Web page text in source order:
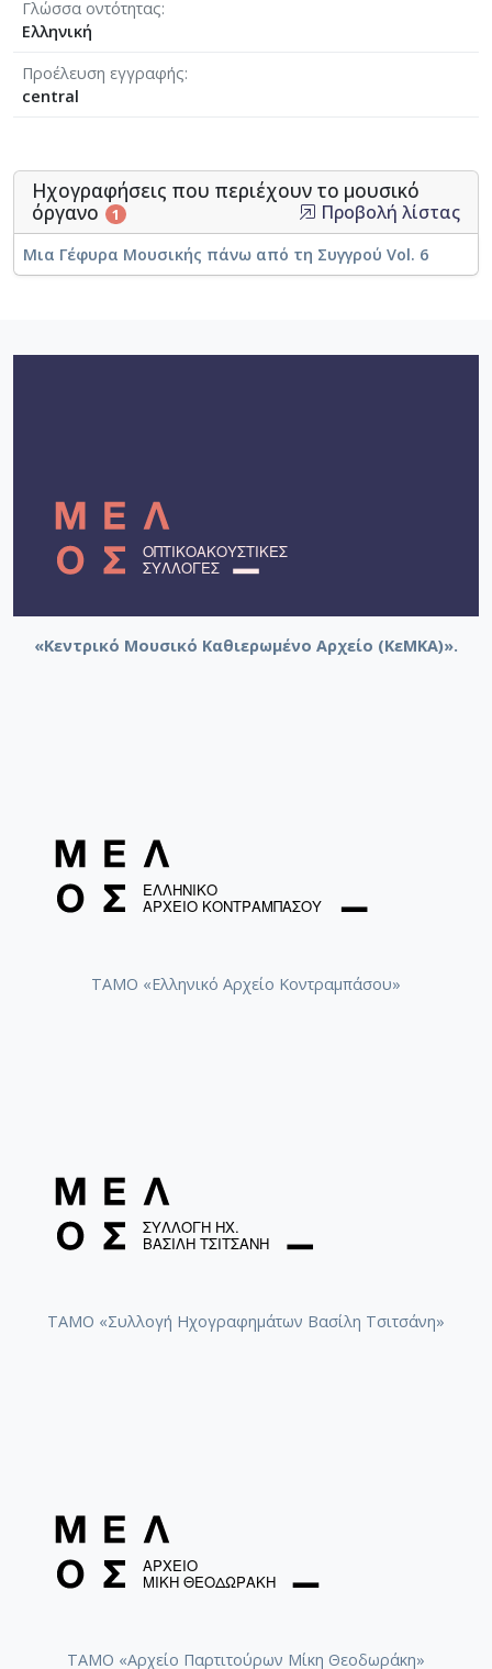
Γλώσσα οντότητας
Ελληνική
Προέλευση εγγραφής
central
Ηχογραφήσεις που περιέχουν το μουσικό
όργανο
1 Προβολή λίστας
Μια Γέφυρα Μουσικής πάνω από τη Συγγρού Vol. 6
«Κεντρικό Μουσικό Καθιερωμένο Αρχείο (ΚεΜΚΑ)».
ΤΑΜΟ «Ελληνικό Αρχείο Κοντραμπάσου»
ΤΑΜΟ «Συλλογή Ηχογραφημάτων Βασίλη Τσιτσάνη»
ΤΑΜΟ «Αρχείο Παρτιτούρων Μίκη Θεοδωράκη»